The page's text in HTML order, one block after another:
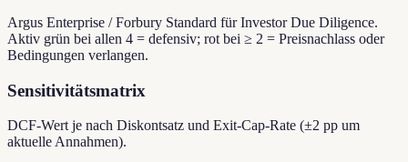
Argus Enterprise / Forbury Standard für Investor Due Diligence.
Aktiv grün bei allen 4 = defensiv; rot bei ≥ 2 = Preisnachlass oder
Bedingungen verlangen.
Sensitivitätsmatrix
DCF-Wert je nach Diskontsatz und Exit-Cap-Rate (±2 pp um
aktuelle Annahmen).